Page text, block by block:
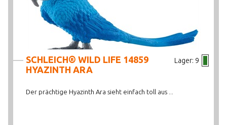
Lager: 9
SCHLEICH® WILD LIFE 14859
HYAZINTH ARA
Der prächtige Hyazinth Ara sieht einfach toll aus ...